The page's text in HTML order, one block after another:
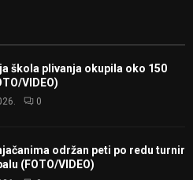
škola plivanja okupila oko 150
VIDEO)
0
održan peti po redu turnir
(FOTO/VIDEO)